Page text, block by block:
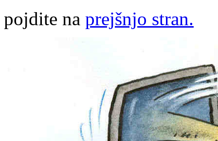
pojdite na prejšnjo stran.